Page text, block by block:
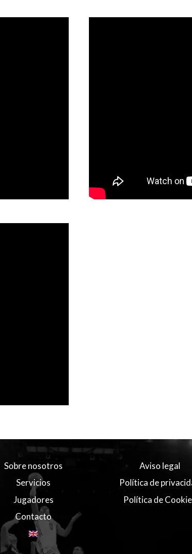
Sobre nosotros
Servicios
Jugadores
Contacto
Aviso legal
Política de
Política de